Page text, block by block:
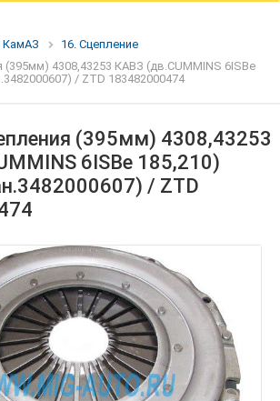
КамАЗ
16. Сцепление
(395мм) 4308,43253 КАВЗ (дв.CUMMINS 6ISBe
/ ZTD 183482000474
(395мм) 4308,43253
6ISBe 185,210)
/ ZTD